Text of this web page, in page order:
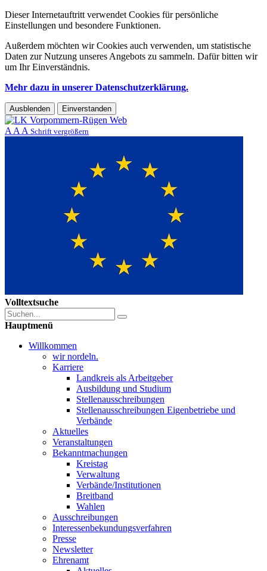
Dieser Internetauftritt verwendet Cookies für persönliche
Einstellungen und besondere Funktionen.
Außerdem möchten wir Cookies auch verwenden, um statistische
Daten zur Nutzung unseres Angebots zu sammeln. Dafür bitten wir
um Ihr Einverständnis.
Mehr dazu in unserer Datenschutzerklärung.
Ausblenden Einverstanden
A A A Schrift vergrößern
Volltextsuche
Hauptmenü
Willkommen
wir nordeln.
Karriere
Landkreis als Arbeitgeber
Ausbildung und Studium
Stellenausschreibungen
Stellenausschreibungen Eigenbetriebe und
Verbände
Aktuelles
Veranstaltungen
Bekanntmachungen
Kreistag
Verwaltung
Verbände/Institutionen
Breitband
Wahlen
Ausschreibungen
Interessen­bekundungsverfahren
Presse
Newsletter
Ehrenamt